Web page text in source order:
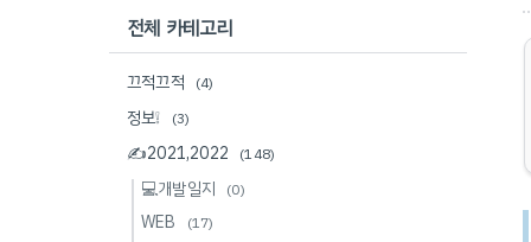
전체 카테고리
끄적끄적 (4)
정보❕ (3)
✍2021,2022 (148)
💻개발일지 (0)
WEB (17)